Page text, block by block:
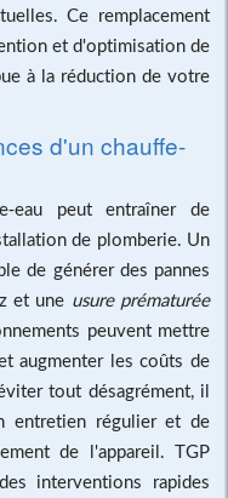
Ce remplacement
et d'optimisation de
à la réduction de votre
d'un chauffe-
eau peut entraîner de
de plomberie. Un
de générer des pannes
et une usure prématurée
peuvent mettre
augmenter les coûts de
tout désagrément, il
entretien régulier et de
de l'appareil. TGP
interventions rapides